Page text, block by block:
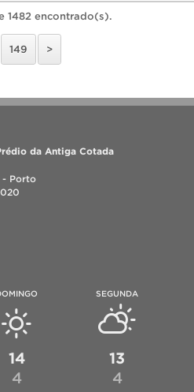
1482 encontrado(s).
149 >
da Antiga Cotada
- Porto
14
4
SEGUNDA
13
4